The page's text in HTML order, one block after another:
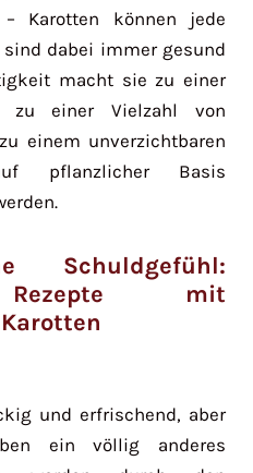
Karotten können jede
dabei immer gesund
macht sie zu einer
zu einer Vielzahl von
einem unverzichtbaren
pflanzlicher Basis
Schuldgefühl:
mit
und erfrischend, aber
ein völlig anderes